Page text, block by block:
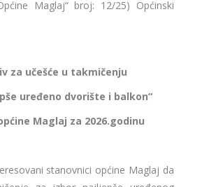
Maglaj“ broj: 12/25) Općinski
za učešće u takmičenju
uređeno dvorište i balkon“
Maglaj za 2026.godinu
stanovnici općine Maglaj da